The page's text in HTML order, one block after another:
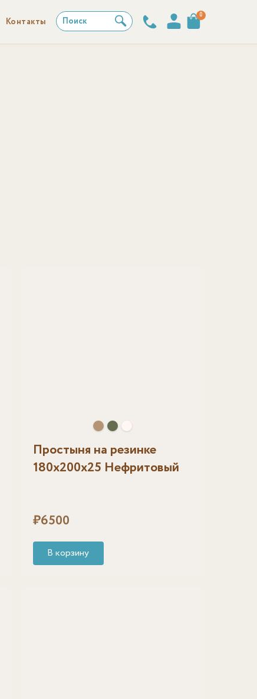
Контакты Поиск 0
Простыня на резинке
180х200х25 Нефритовый
₽6500
В корзину